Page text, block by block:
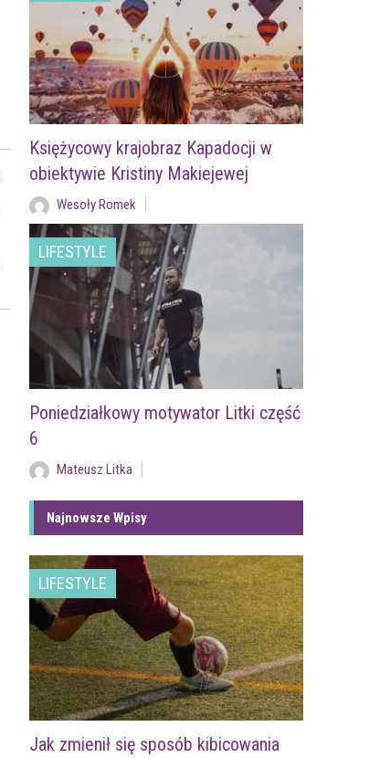
Księżycowy krajobraz Kapadocji w
obiektywie Kristiny Makiejewej
Wesoły Romek
LIFESTYLE
Poniedziałkowy motywator Litki część
6
Mateusz Litka
Najnowsze Wpisy
LIFESTYLE
Jak zmienił się sposób kibicowania